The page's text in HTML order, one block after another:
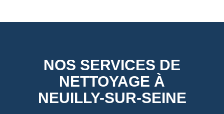
NOS SERVICES DE
NETTOYAGE À
NEUILLY-SUR-SEINE